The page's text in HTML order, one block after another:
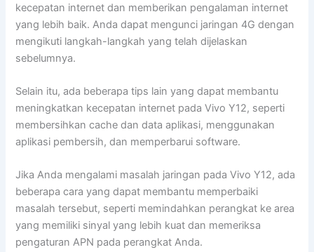
kecepatan internet dan memberikan pengalaman internet
yang lebih baik. Anda dapat mengunci jaringan 4G dengan
mengikuti langkah-langkah yang telah dijelaskan
sebelumnya.
Selain itu, ada beberapa tips lain yang dapat membantu
meningkatkan kecepatan internet pada Vivo Y12, seperti
membersihkan cache dan data aplikasi, menggunakan
aplikasi pembersih, dan memperbarui software.
Jika Anda mengalami masalah jaringan pada Vivo Y12, ada
beberapa cara yang dapat membantu memperbaiki
masalah tersebut, seperti memindahkan perangkat ke area
yang memiliki sinyal yang lebih kuat dan memeriksa
pengaturan APN pada perangkat Anda.